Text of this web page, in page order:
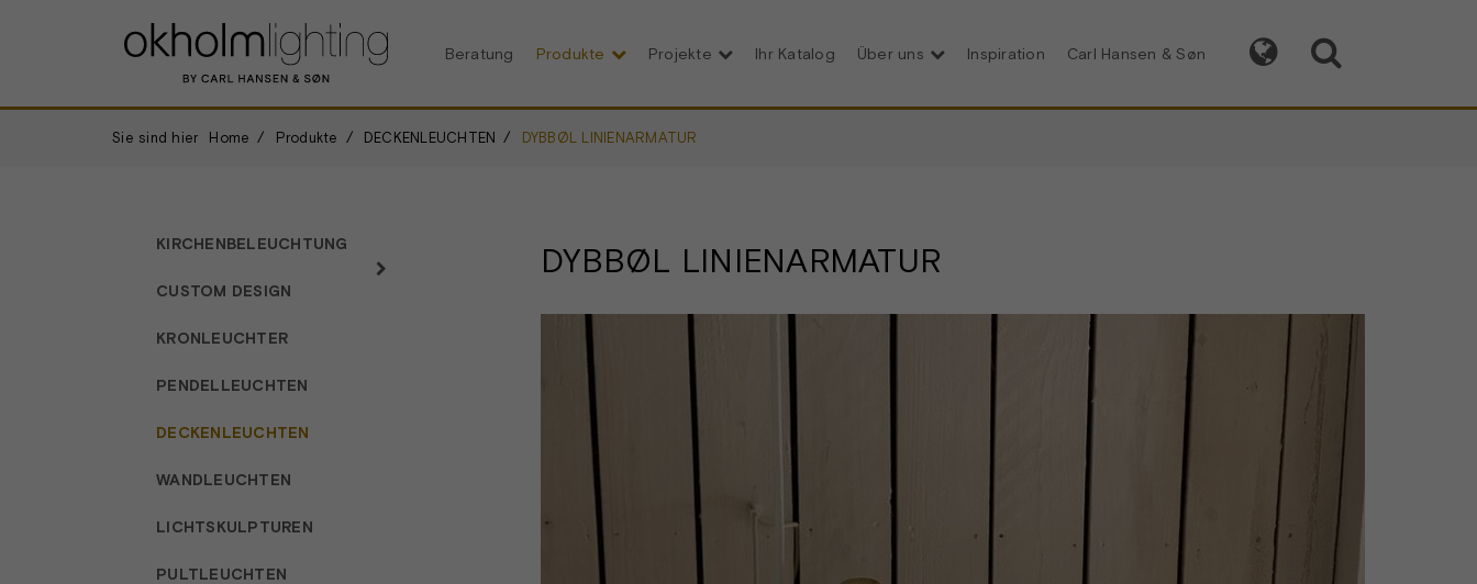
Beratung Produkte Projekte Ihr Katalog Über uns Inspiration Carl Hansen & Søn  
Sie sind hier Home Produkte DECKENLEUCHTEN DYBBØL LINIENARMATUR
KIRCHENBELEUCHTUNG
CUSTOM DESIGN
KRONLEUCHTER
PENDELLEUCHTEN
DECKENLEUCHTEN
WANDLEUCHTEN
LICHTSKULPTUREN
PULTLEUCHTEN
DYBBØL LINIENARMATUR